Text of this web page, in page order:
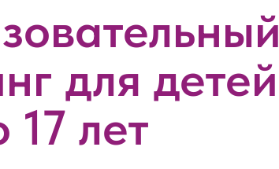
для детей
17 лет